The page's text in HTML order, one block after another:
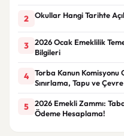
2 Okullar Hangi Tarihte
3
2026 Ocak Emeklilik
Bilgileri
4
Torba Kanun Komisyonu
Sınırlama, Tapu ve
5
2026 Emekli Zammı:
Ödeme Hesaplama!